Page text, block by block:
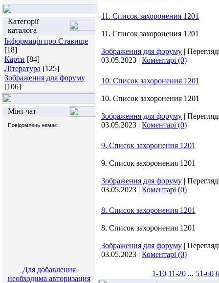
Категорії
каталога
Інформація про Ставище
[18]
Карти [84]
Література [125]
Зображення для форуму
[106]
Міні-чат
Для добавления
необходима авторизация
11. Список захоронения 1201
11. Список захоронения 1201
Зображення для форуму |
03.05.2023 | Коментарі (0)
10. Список захоронения 1201
10. Список захоронения 1201
Зображення для форуму |
03.05.2023 | Коментарі (0)
9. Список захоронения 1201
9. Список захоронения 1201
Зображення для форуму |
03.05.2023 | Коментарі (0)
8. Список захоронения 1201
8. Список захоронения 1201
Зображення для форуму |
03.05.2023 | Коментарі (0)
1-10 11-20 ... 51-60